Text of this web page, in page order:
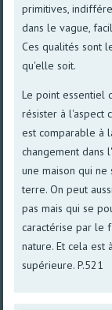
primitives,
dans le vague,
Ces qualités sont
qu'elle soit.
Le point essentiel
résister à l'aspect
est comparable à
changement dans
une maison qui
terre. On peut
pas mais qui se
caractérise par le
nature. Et cela est
supérieure. P.521